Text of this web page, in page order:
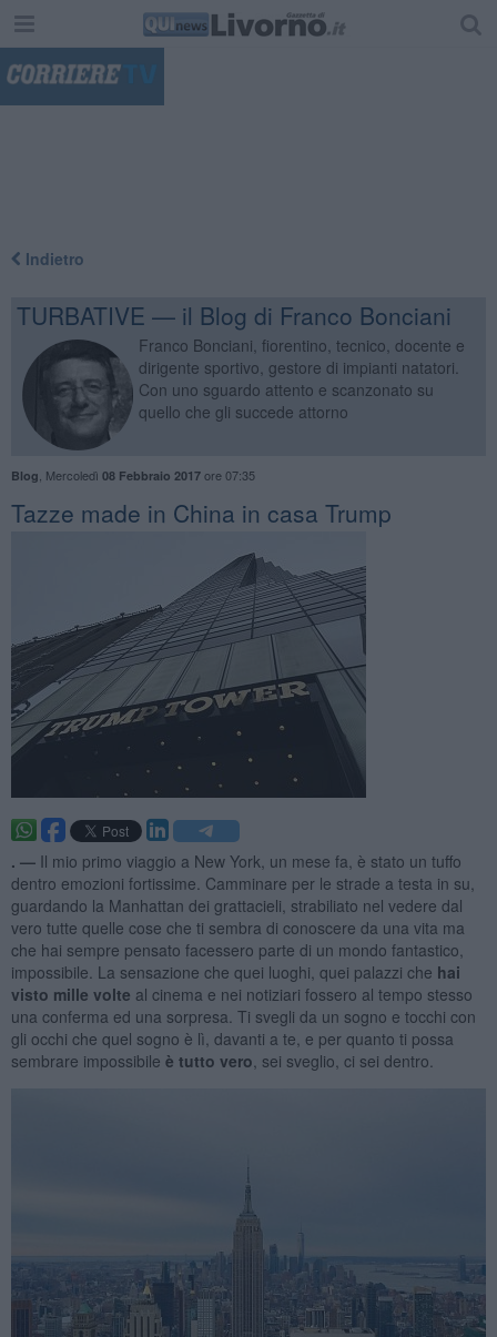
Indietro
TURBATIVE — il Blog di Franco Bonciani
Franco Bonciani, fiorentino, tecnico, docente e
dirigente sportivo, gestore di impianti natatori.
Con uno sguardo attento e scanzonato su
quello che gli succede attorno
Blog Mercoledì 08 Febbraio 2017ore 07:35
Tazze made in China in casa Trump
. — Il mio primo viaggio a New York, un mese fa, è stato un tuffo
dentro emozioni fortissime. Camminare per le strade a testa in su,
guardando la Manhattan dei grattacieli, strabiliato nel vedere dal
vero tutte quelle cose che ti sembra di conoscere da una vita ma
che hai sempre pensato facessero parte di un mondo fantastico,
impossibile. La sensazione che quei luoghi, quei palazzi che hai
visto mille volte al cinema e nei notiziari fossero al tempo stesso
una conferma ed una sorpresa. Ti svegli da un sogno e tocchi con
gli occhi che quel sogno è lì, davanti a te, e per quanto ti possa
sembrare impossibile è tutto vero , sei sveglio, ci sei dentro.